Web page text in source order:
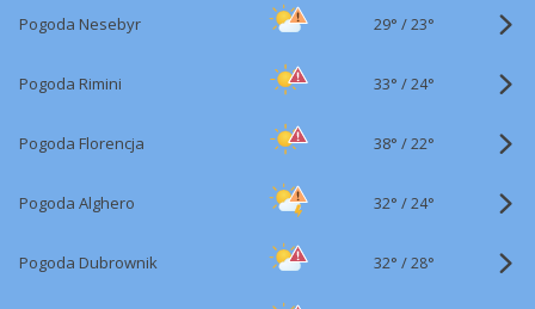
Pogoda Nesebyr 29° /23°
Pogoda Rimini 33° /24°
Pogoda Florencja 38° /22°
Pogoda Alghero 32° /24°
Pogoda Dubrownik 32° /28°